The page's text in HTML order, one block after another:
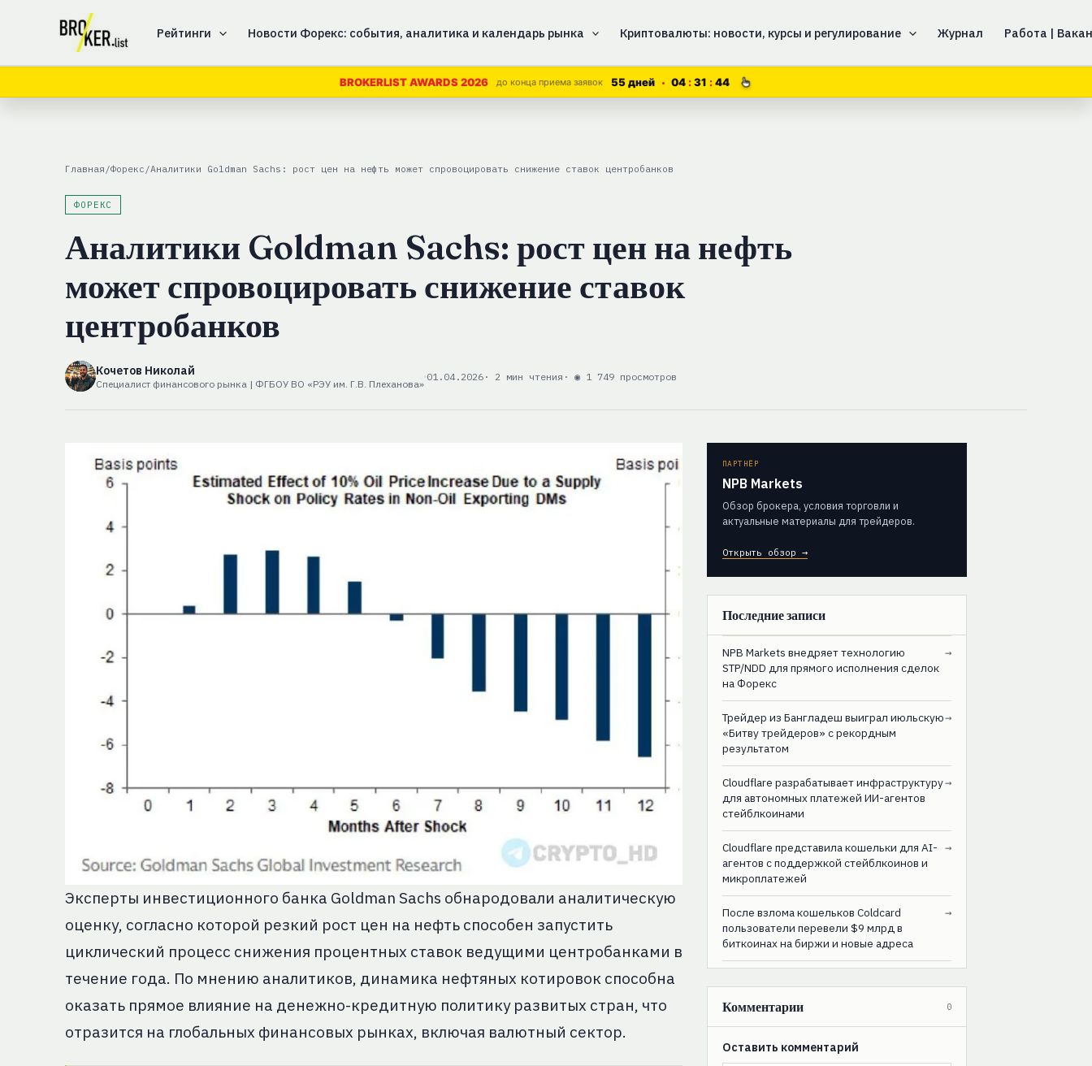
содержимому
Рейтинги Новости Форекс: события, аналитика и календарь рынка Криптовалюты: новости, курсы и регулирование Журнал Работа |
BROKERLIST AWARDS 2026 до конца приема заявок 55 дней 04 31 43
Главная /Форекс /Аналитики Goldman Sachs: рост цен на нефть может спровоцировать снижение ставок центробанков
ФОРЕКС
Аналитики Goldman Sachs: рост цен на нефть
может спровоцировать снижение ставок
центробанков
Кочетов Николай
Специалист финансового рынка | ФГБОУ ВО «РЭУ им. Г.В. Плеханова»
01.04.2026 · 2 мин чтения · ◉ 1 749 просмотров
Эксперты инвестиционного банка Goldman Sachs обнародовали аналитическую
оценку, согласно которой резкий рост цен на нефть способен запустить
циклический процесс снижения процентных ставок ведущими центробанками в
течение года. По мнению аналитиков, динамика нефтяных котировок способна
оказать прямое влияние на денежно-кредитную политику развитых стран, что
отразится на глобальных финансовых рынках, включая валютный сектор.
ПАРТНЁР
NPB Markets
Обзор брокера, условия торговли и
актуальные материалы для трейдеров.
Открыть обзор →
Последние записи
NPB Markets внедряет технологию
STP/NDD для прямого исполнения сделок
на Форекс
→
Трейдер из Бангладеш выиграл июльскую
«Битву трейдеров» с рекордным
результатом
→
Cloudflare разрабатывает инфраструктуру
для автономных платежей ИИ-агентов
стейблкоинами
→
Cloudflare представила кошельки для AI-
агентов с поддержкой стейблкоинов и
микроплатежей
→
После взлома кошельков Coldcard
пользователи перевели $9 млрд в
биткоинах на биржи и новые адреса
→
Комментарии 0
Оставить комментарий